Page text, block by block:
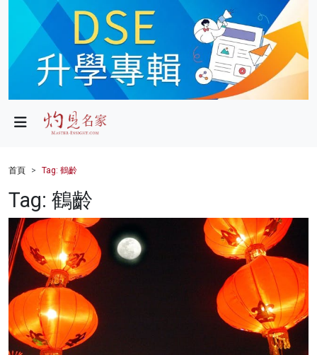
政局
財經
健康
商業
科技
影片
名家榜
首頁 Tag: 鶴齡
Tag: 鶴齡